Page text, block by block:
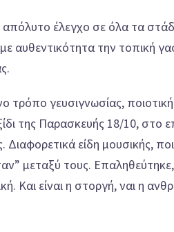
απόλυτο έλεγχο σε όλα τα
αυθεντικότητα την τοπική
τρόπο γευσιγνωσίας,
της Παρασκευής 18/10, στο
είδη μουσικής,
μεταξύ τους.
Και είναι η στοργή, ναι η